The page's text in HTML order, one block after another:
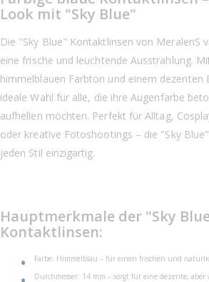
Look mit "Sky Blue"
Die "Sky Blue" Kontaktlinsen von MeralenS
eine frische und leuchtende Ausstrahlung.
himmelblauen Farbton und einem dezenten
ideale Wahl für alle, die ihre Augenfarbe
aufhellen möchten. Perfekt für Alltag,
oder kreative Fotoshootings – die "Sky
jeden Stil einzigartig.
Hauptmerkmale der "Sky
Kontaktlinsen:
Farbe: Himmelblau – für einen frischen und
Durchmesser: 14 mm – sorgt für eine dezente,